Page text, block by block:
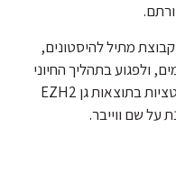
מתיל להיסטונים,
ולפגוע בתהליך החיוני
להתפתחות תקינה. לא ברור כיצד מוטציות בתוצאות גן EZH2
על שם ווייבר.